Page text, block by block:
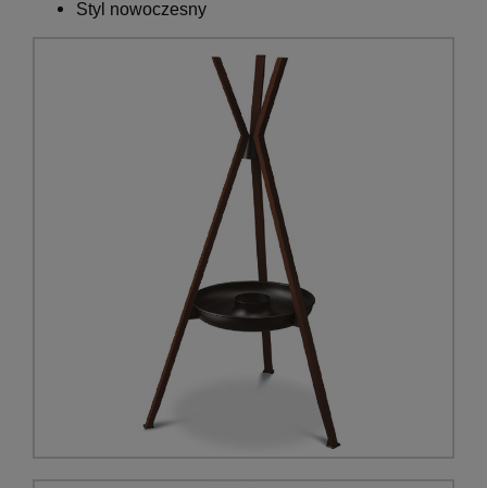
Styl nowoczesny